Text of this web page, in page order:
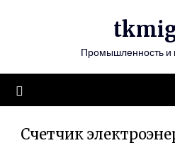
Промышленность и
Счетчик